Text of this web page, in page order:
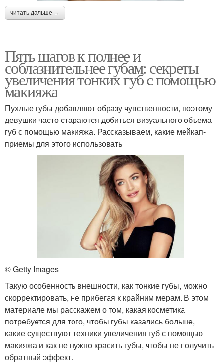
читать дальше →
Пять шагов к полнее и
соблазнительнее губам: секреты
увеличения тонких губ с помощью
макияжа
Пухлые губы добавляют образу чувственности, поэтому
девушки часто стараются добиться визуального объема
губ с помощью макияжа. Рассказываем, какие мейкап-
приемы для этого использовать
© Getty Images
Такую особенность внешности, как тонкие губы, можно
скорректировать, не прибегая к крайним мерам. В этом
материале мы расскажем о том, какая косметика
потребуется для того, чтобы губы казались больше,
какие существуют техники увеличения губ с помощью
макияжа и как не нужно красить губы, чтобы не получить
обратный эффект.